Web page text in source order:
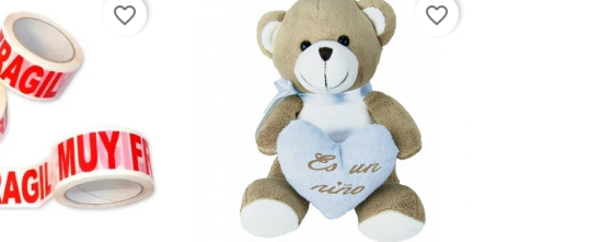
favorite_border favorite_border